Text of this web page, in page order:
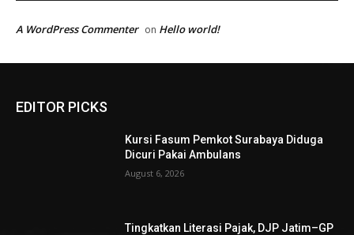
A WordPress Commenter on Hello world!
EDITOR PICKS
Kursi Fasum Pemkot Surabaya Diduga
Dicuri Pakai Ambulans
August 6, 2026
Tingkatkan Literasi Pajak, DJP Jatim–GP